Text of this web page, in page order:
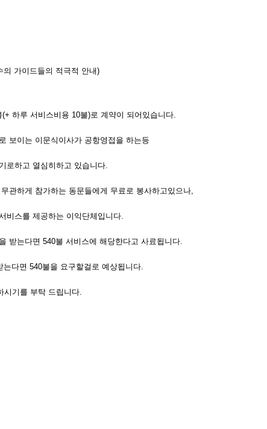
의 가이드들의 적극적 안내)
하루 서비스비용 10불)로 계약이 되어있습니다.
보이는 이문식이사가 공항영접을 하는등
로하고 열심히하고 있습니다.
관하게 참가하는 동문들에게 무료로 봉사하고있으나,
비스를 제공하는 이익단체입니다.
받는다면 540불 서비스에 해당한다고 사료됩니다.
다면 540불을 요구할걸로 예상됩니다.
시기를 부탁 드립니다.